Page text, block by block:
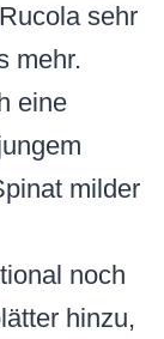
sehr
mehr.
eine
milder
noch
hinzu,